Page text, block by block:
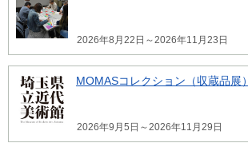
2026年8月22日～2026年11月23日
MOMASコレクション（収蔵品展
2026年9月5日～2026年11月29日